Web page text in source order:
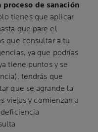
de sanación
tienes que aplicar
que pare el
que consultar a tu
ya que podrías
tiene puntos y se
tendrás que
que se agrande la
viejas y comienzan a